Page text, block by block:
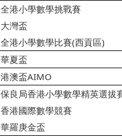
全港小學數學挑戰賽
大灣盃
全港小學數學比賽(西貢區)
華夏盃
港澳盃AIMO
保良局香港小學數學精英選拔
香港國際數學競賽
華羅庚金盃